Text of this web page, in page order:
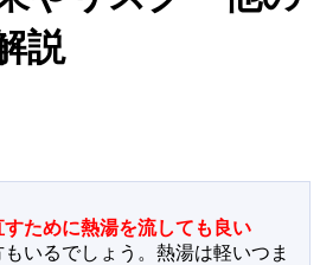
説
すために熱湯を流しても良い
いるでしょう。熱湯は軽いつま